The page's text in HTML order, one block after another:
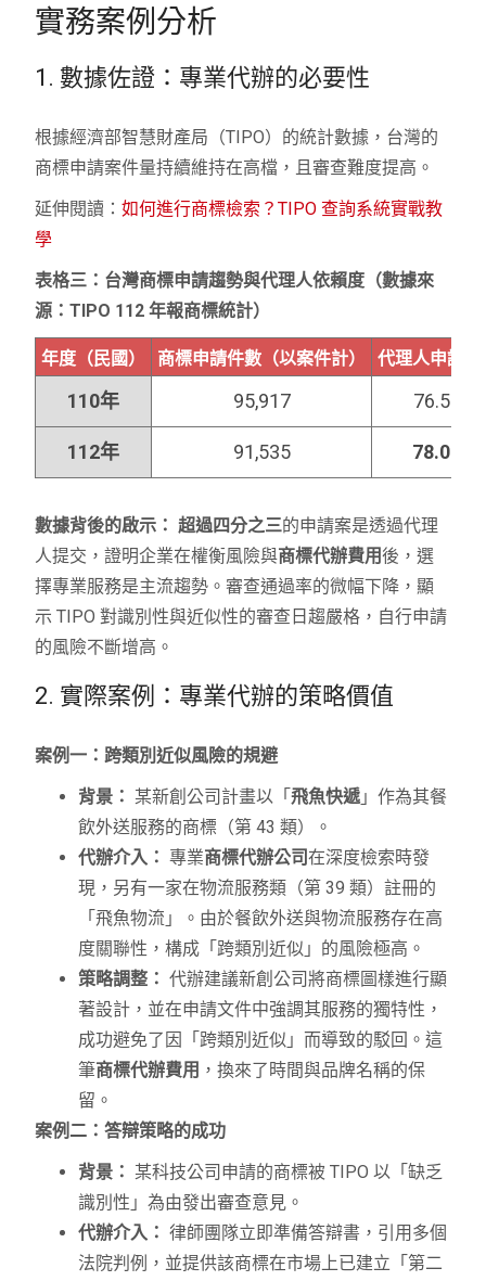
實務案例分析
1. 數據佐證：專業代辦的必要性
根據經濟部智慧財產局（TIPO）的統計數據，台灣的
商標申請案件量持續維持在高檔，且審查難度提高。
延伸閱讀：如何進行商標檢索？TIPO 查詢系統實戰教
學
表格三：台灣商標申請趨勢與代理人依賴度（數據來
源：TIPO 112 年報商標統計）
年度（民國） 商標申請件數（以案件計） 代理人申請比
110年 95,917 76.5%
112年 91,535 78.0%
數據背後的啟示： 超過四分之三的申請案是透過代理
人提交，證明企業在權衡風險與商標代辦費用後，選
擇專業服務是主流趨勢。審查通過率的微幅下降，顯
示 TIPO 對識別性與近似性的審查日趨嚴格，自行申請
的風險不斷增高。
2. 實際案例：專業代辦的策略價值
案例一：跨類別近似風險的規避
背景： 某新創公司計畫以「飛魚快遞」作為其餐
飲外送服務的商標（第 43 類）。
代辦介入： 專業商標代辦公司在深度檢索時發
現，另有一家在物流服務類（第 39 類）註冊的
「飛魚物流」。由於餐飲外送與物流服務存在高
度關聯性，構成「跨類別近似」的風險極高。
策略調整： 代辦建議新創公司將商標圖樣進行顯
著設計，並在申請文件中強調其服務的獨特性，
成功避免了因「跨類別近似」而導致的駁回。這
筆商標代辦費用 ，換來了時間與品牌名稱的保
留。
案例二：答辯策略的成功
背景： 某科技公司申請的商標被 TIPO 以「缺乏
識別性」為由發出審查意見。
代辦介入： 律師團隊立即準備答辯書，引用多個
法院判例，並提供該商標在市場上已建立「第二